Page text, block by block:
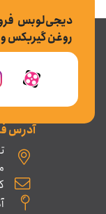
دیجی‌لوبس
روغن گیربکس
آدرس